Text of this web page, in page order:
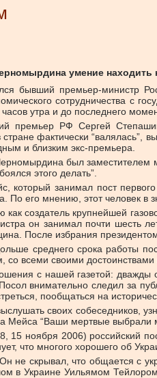
умение
бывший премьер-министр
сотрудничества с
утра и до последнего
премьер РФ Сергей
фактически “валялась”,
и близким экс-премьера.
был заместителем
этого делать”.
который занимал пост
его мнению, этот человек в
создатель крупнейшей
он занимал почти шесть
После избрания
среднего срока работы
всеми своими достоинствами
с нашей газетой:
внимательно следил за
пообщаться на
своих собеседников,
Мейса “Ваши мертвые выбрали
ноября 2006) российский
что многого хорошего об
скрывал, что общается с
в Украине Уильямом